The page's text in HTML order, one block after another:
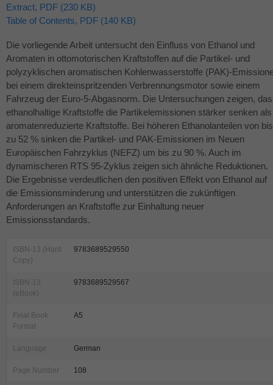
Extract, PDF (230 KB)
Table of Contents, PDF (140 KB)
Die vorliegende Arbeit untersucht den Einfluss von Ethanol und
Aromaten in ottomotorischen Kraftstoffen auf die Partikel- und
polyzyklischen aromatischen Kohlenwasserstoffe (PAK)-
bei einem direkteinspritzenden Verbrennungsmotor sowie einem
Fahrzeug der Euro-5-Abgasnorm. Die Untersuchungen zeigen,
ethanolhaltige Kraftstoffe die Partikelemissionen stärker senken als
aromatenreduzierte Kraftstoffe. Bei höheren Ethanolanteilen von bis
zu 52 % sinken die Partikel- und PAK-Emissionen im Neuen
Europäischen Fahrzyklus (NEFZ) um bis zu 90 %. Auch im
dynamischeren RTS 95-Zyklus zeigen sich ähnliche Reduktionen.
Die Ergebnisse verdeutlichen den positiven Effekt von Ethanol auf
die Emissionsminderung und unterstützen die zukünftigen
Anforderungen an Kraftstoffe zur Einhaltung neuer
Emissionsstandards.
ISBN-13 (Hard
Copy)
9783689529550
ISBN-13
(eBook)
9783689529567
Final Book
Format
A5
Language German
Page Number 108